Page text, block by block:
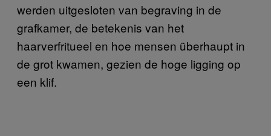
werden uitgesloten van begraving in de
grafkamer, de betekenis van het
haarverfritueel en hoe mensen überhaupt in
de grot kwamen, gezien de hoge ligging op
een klif.